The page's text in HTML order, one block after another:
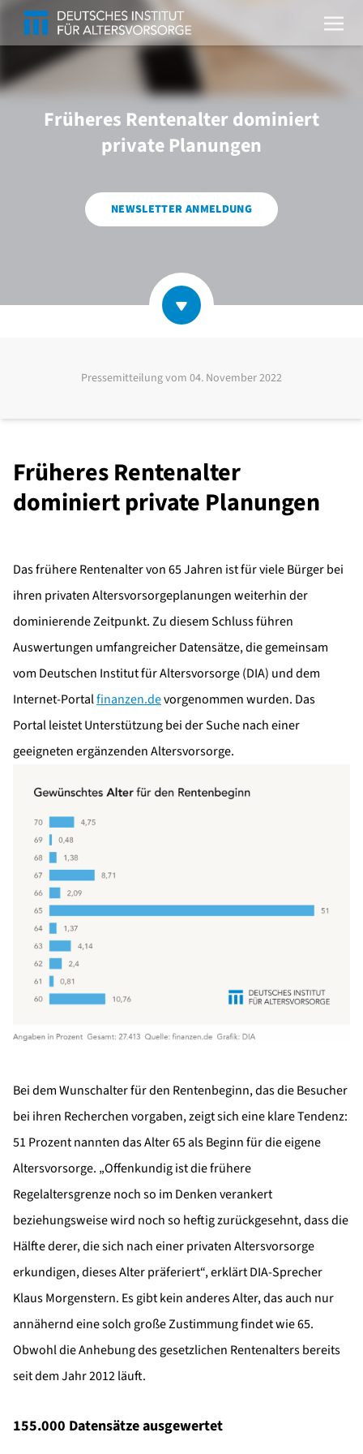
Früheres Rentenalter dominiert
private Planungen
NEWSLETTER ANMELDUNG
Pressemitteilung vom 04. November 2022
Früheres Rentenalter
dominiert private Planungen
Das frühere Rentenalter von 65 Jahren ist für viele Bürger bei
ihren privaten Altersvorsorgeplanungen weiterhin der
dominierende Zeitpunkt. Zu diesem Schluss führen
Auswertungen umfangreicher Datensätze, die gemeinsam
vom Deutschen Institut für Altersvorsorge (DIA) und dem
Internet-Portalfinanzen.devorgenommen wurden. Das
Portal leistet Unterstützung bei der Suche nach einer
geeigneten ergänzenden Altersvorsorge.
Bei dem Wunschalter für den Rentenbeginn, das die Besucher
bei ihren Recherchen vorgaben, zeigt sich eine klare Tendenz:
51 Prozent nannten das Alter 65 als Beginn für die eigene
Altersvorsorge. „Offenkundig ist die frühere
Regelaltersgrenze noch so im Denken verankert
beziehungsweise wird noch so heftig zurückgesehnt, dass die
Hälfte derer, die sich nach einer privaten Altersvorsorge
erkundigen, dieses Alter präferiert“, erklärt DIA-Sprecher
Klaus Morgenstern. Es gibt kein anderes Alter, das auch nur
annähernd eine solch große Zustimmung findet wie 65.
Obwohl die Anhebung des gesetzlichen Rentenalters bereits
seit dem Jahr 2012 läuft.
155.000 Datensätze ausgewertet